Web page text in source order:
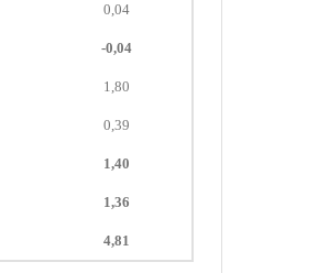
0,04
-0,04
1,80
0,39
1,40
1,36
4,81